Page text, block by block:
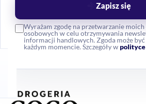
Wyrażam zgodę na przetwarzanie moich
osobowych w celu otrzymywania
informacji handlowych. Zgoda może
każdym momencie. Szczegóły w
Zapisz się